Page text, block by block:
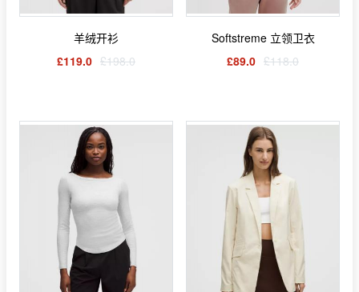
羊绒开衫
£119.0 £198.0
Softstreme 立领卫衣
£89.0 £118.0